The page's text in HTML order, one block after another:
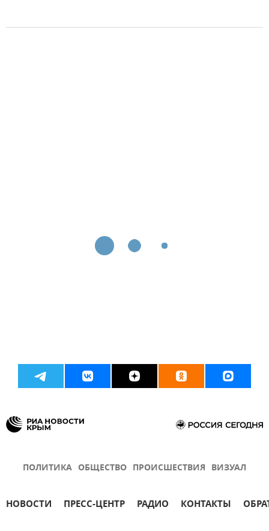
ПОЛИТИКА ОБЩЕСТВО ПРОИСШЕСТВИЯ ВИЗУАЛ
НОВОСТИ ПРЕСС-ЦЕНТР РАДИО КОНТАКТЫ